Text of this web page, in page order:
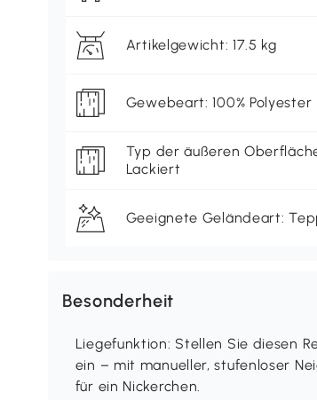
Artikelgewicht: 17.5 kg
Gewebeart: 100% Polyester
Typ der äußeren
Lackiert
Geeignete Geländeart:
Besonderheit
Liegefunktion: Stellen Sie diesen
ein – mit manueller, stufenloser
für ein Nickerchen.